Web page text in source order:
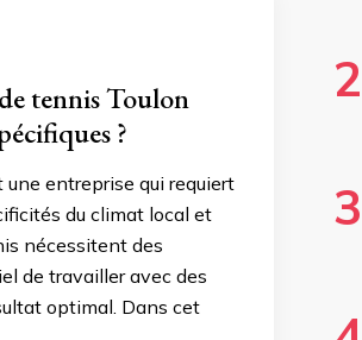
tennis Toulon
?
entreprise qui requiert
du climat local et
nécessitent des
de travailler avec des
optimal. Dans cet